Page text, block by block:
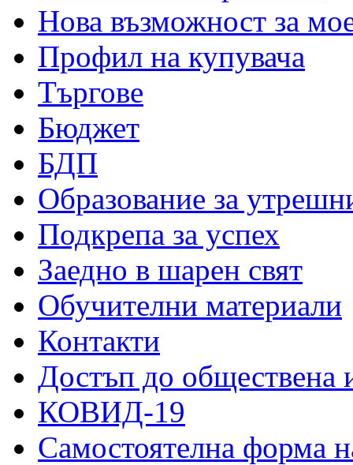
Нова възможност за
Профил на купувача
Търгове
Бюджет
БДП
Образование за
Подкрепа за успех
Заедно в шарен свят
Обучителни материали
Контакти
Достъп до обществена
КОВИД-19
Самостоятелна форма